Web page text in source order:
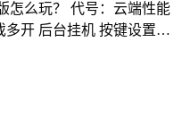
怎么玩？ 代号：云端性能
多开 后台挂机 按键设置教